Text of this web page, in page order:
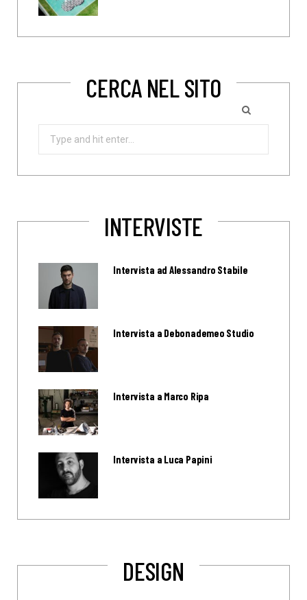
CERCA NEL SITO
Search
INTERVISTE
Intervista ad Alessandro Stabile
Intervista a Debonademeo Studio
Intervista a Marco Ripa
Intervista a Luca Papini
DESIGN